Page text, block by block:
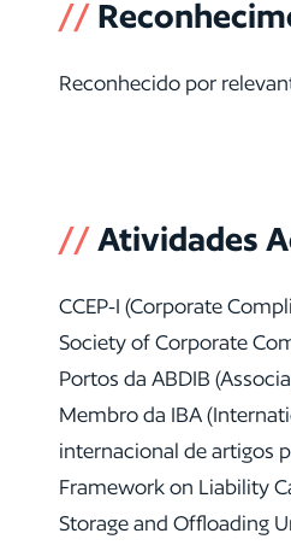
//
Reconhecido por
//Atividades
CCEP-I (Corporate
Society of Corporate
Portos da ABDIB
Membro da IBA
internacional de artigos
Framework on Liability
Storage and Offloading